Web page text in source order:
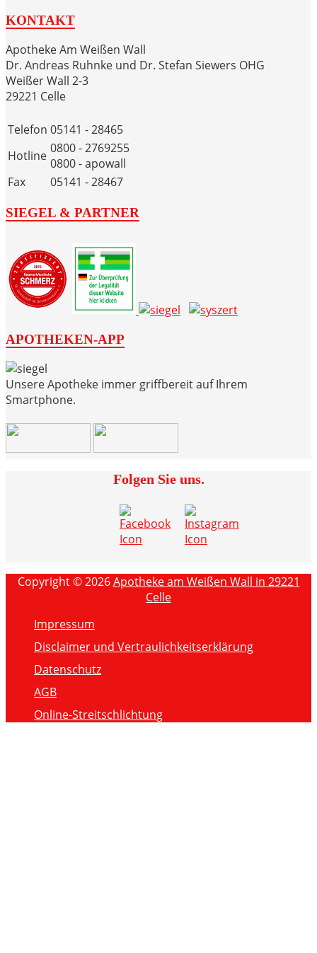
KONTAKT
Apotheke Am Weißen Wall
Dr. Andreas Ruhnke und Dr. Stefan Siewers OHG
Weißer Wall 2-3
29221 Celle
Telefon 05141 - 28465
Hotline 0800 - 2769255
0800 - apowall
Fax
05141 - 28467
SIEGEL & PARTNER
APOTHEKEN-APP
Unsere Apotheke immer griffbereit auf Ihrem
Smartphone.
Folgen Sie uns.
Copyright © 2026Apotheke am Weißen Wall in 29221
Celle
Impressum
Disclaimer und Vertraulichkeitserklärung
Datenschutz
AGB
Online-Streitschlichtung